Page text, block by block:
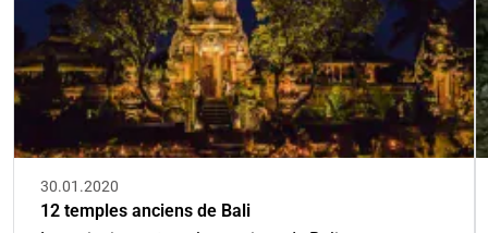
12 temples anciens de Bali
30.01.2020